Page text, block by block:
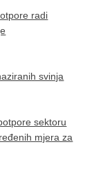
radi
svinja
sektoru
mjera za